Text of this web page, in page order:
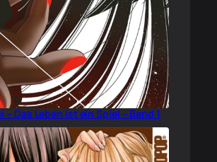
– Das Leben ist ein Spiel – Band 1